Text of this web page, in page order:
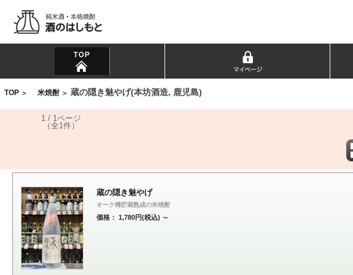
TOP > 米焼酎 > 蔵の隠き魅やげ(本坊酒造, 鹿児島)
1 / 1ページ
（全1件）
蔵の隠き魅やげ
オーク樽貯蔵熟成の米焼酎
価格： 1,780円(税込) ～